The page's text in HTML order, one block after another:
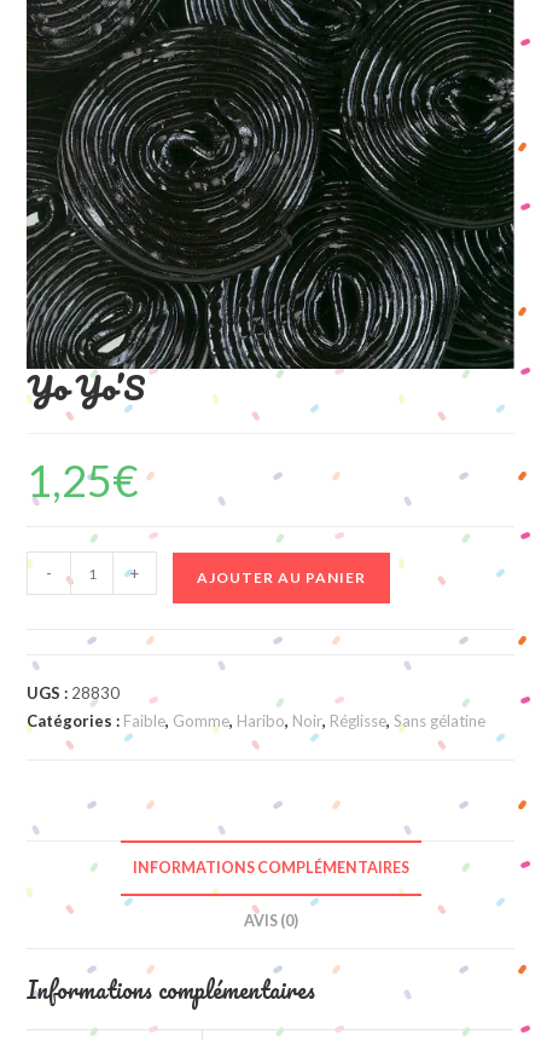
Yo Yo’S
1,25€
quantité
de
- + AJOUTER AU PANIER
UGS : 28830
Catégories : Faible, Gomme, Haribo, Noir, Réglisse,Sans gélatine
INFORMATIONS COMPLÉMENTAIRES
AVIS (0)
Informations complémentaires